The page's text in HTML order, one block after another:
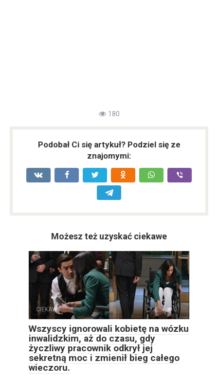
180
Podobał Ci się artykuł? Podziel się ze
znajomymi:
Możesz też uzyskać ciekawe
CIEKAWY 0 0
Wszyscy ignorowali kobietę na wózku
inwalidzkim, aż do czasu, gdy
życzliwy pracownik odkrył jej
sekretną moc i zmienił bieg całego
wieczoru.